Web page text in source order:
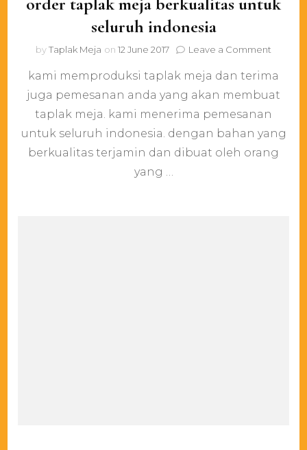
seluruh indonesia
byTaplak Meja on 12 June 2017 Leave a Comment
taplak
meja
seluruh
kami memproduksi taplak meja dan terima
juga pemesanan anda yang akan membuat
taplak meja. kami menerima pemesanan
untuk seluruh indonesia. dengan bahan yang
berkualitas terjamin dan dibuat oleh orang
yang …